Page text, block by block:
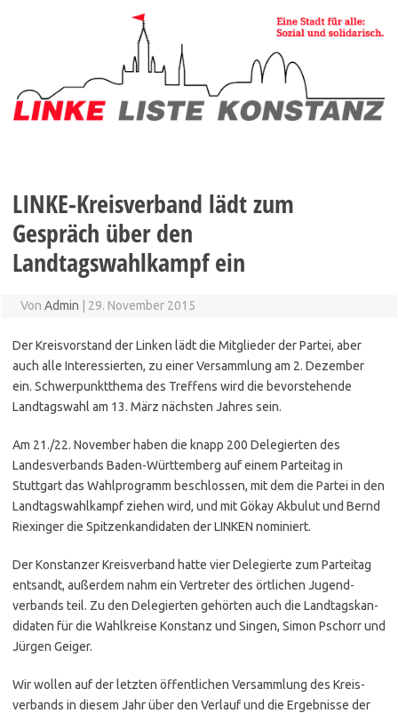
LINKE-Kreisverband lädt zum
Gespräch über den
Landtagswahlkampf ein
Von Admin 29. November 2015
Der Kreis­vorstand der Linken lädt die Mitglieder der Partei, aber
auch alle Inter­es­sierten, zu einer Versammlung am 2. Dezember
ein. Schwer­punktthema des Treffens wird die bevor­stehende
Landtagswahl am 13. März nächsten Jahres sein.
Am 21./22. November haben die knapp 200 Delegierten des
Landes­verbands Baden-Württemberg auf einem Parteitag in
Stuttgart das Wahlprogramm beschlossen, mit dem die Partei in den
Landtags­wahlkampf ziehen wird, und mit Gökay Akbulut und Bernd
Riexinger die Spitzen­kan­didaten derLINKEN nominiert.
Der Konstanzer Kreis­verband hatte vier Delegierte zum Parteitag
entsandt, außerdem nahm ein Vertreter des örtlichen Jugend­
verbands teil. Zu den Delegierten gehörten auch die Landtags­kan­
didaten für die Wahlkreise Konstanz und Singen, Simon Pschorr und
Jürgen Geiger.
Wir wollen auf der letzten öffent­lichen Versammlung des Kreis­
verbands in diesem Jahr über den Verlauf und die Ergebnisse der